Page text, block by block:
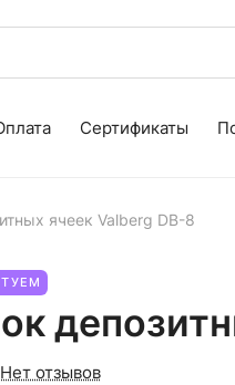
Сертификаты
ячеек Valberg DB-8
Нет отзывов